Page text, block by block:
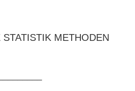
METHODEN